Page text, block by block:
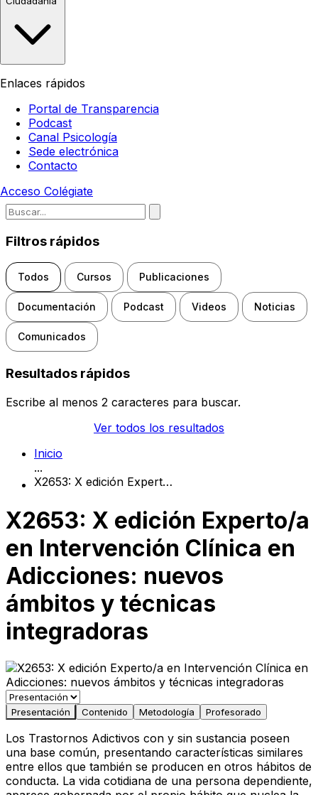
Enlaces rápidos
Portal de Transparencia
Podcast
Canal Psicología
Sede electrónica
Contacto
Acceso Colégiate
Escribe para buscar noticias,
Filtros rápidos
Todos Cursos Publicaciones
Documentación Podcast Videos Noticias
Comunicados
Resultados rápidos
Escribe al menos 2 caracteres para buscar.
Ver todos los resultados
Inicio
...
X2653: X edición Experto/a en Intervención Clínica en Adicciones: nuevos ámbitos y técnicas integradoras
X2653: X edición Experto/a
en Intervención Clínica en
Adicciones: nuevos
ámbitos y técnicas
integradoras
Presentación Contenido Metodología Profesorado
Los Trastornos Adictivos con y sin sustancia poseen
una base común, presentando características similares
entre ellos que también se producen en otros hábitos de
conducta. La vida cotidiana de una persona dependiente,